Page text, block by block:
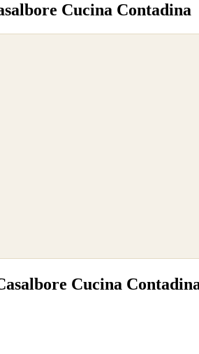
Cucina Contadina
Cucina